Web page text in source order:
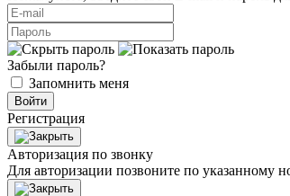
Забыли пароль?
Запомнить меня
Войти
Регистрация
Авторизация по звонку
Для авторизации позвоните по указанному